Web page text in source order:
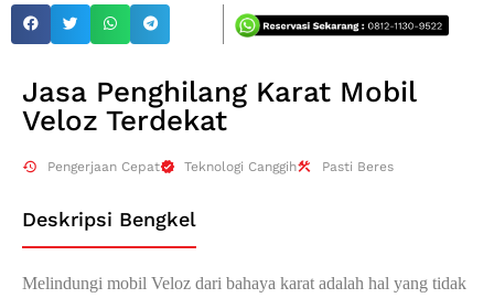
Jasa Penghilang Karat Mobil
Veloz Terdekat
Pengerjaan Cepat Teknologi Canggih Pasti Beres
Deskripsi Bengkel
Melindungi mobil Veloz dari bahaya karat adalah hal yang tidak